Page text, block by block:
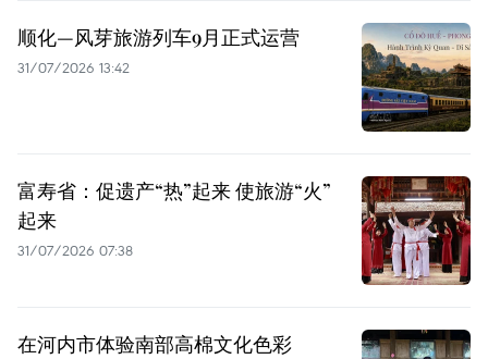
顺化—风芽旅游列车9月正式运营
31/07/2026 13:42
富寿省：促遗产“热”起来 使旅游“火”
起来
31/07/2026 07:38
在河内市体验南部高棉文化色彩